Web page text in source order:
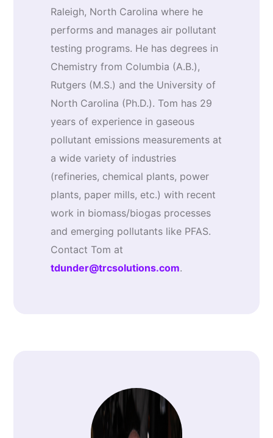
Raleigh, North Carolina where he
performs and manages air pollutant
testing programs. He has degrees in
Chemistry from Columbia (A.B.),
Rutgers (M.S.) and the University of
North Carolina (Ph.D.). Tom has 29
years of experience in gaseous
pollutant emissions measurements at
a wide variety of industries
(refineries, chemical plants, power
plants, paper mills, etc.) with recent
work in biomass/biogas processes
and emerging pollutants like PFAS.
Contact Tom at
tdunder@trcsolutions.com.